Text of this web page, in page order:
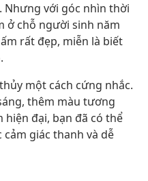
Nhưng với góc nhìn thời
ở chỗ người sinh năm
rất đẹp, miễn là biết
một cách cứng nhắc.
thêm màu tương
đại, bạn đã có thể
giác thanh và dễ